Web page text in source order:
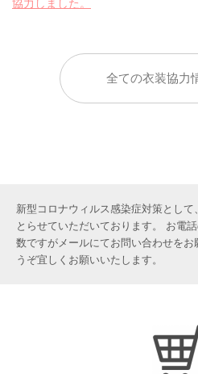
協力しました。
全ての衣装協力
新型コロナウィルス感染症対策とし
とらせていただいております。 お電
数ですがメールにてお問い合わせを
うぞ宜しくお願いいたします。